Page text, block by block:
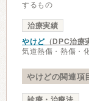
するもの
治療実績
やけど（DPC治療
気道熱傷・熱傷・
やけどの関連項